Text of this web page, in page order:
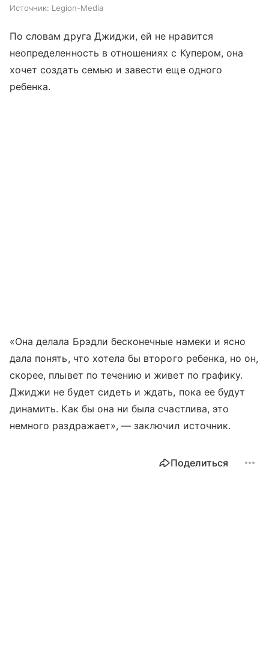
Источник: Legion-Media
По словам друга Джиджи, ей не нравится
неопределенность в отношениях с Купером, она
хочет создать семью и завести еще одного
ребенка.
«Она делала Брэдли бесконечные намеки и ясно
дала понять, что хотела бы второго ребенка, но он,
скорее, плывет по течению и живет по графику.
Джиджи не будет сидеть и ждать, пока ее будут
динамить. Как бы она ни была счастлива, это
немного раздражает», — заключил источник.
Поделиться